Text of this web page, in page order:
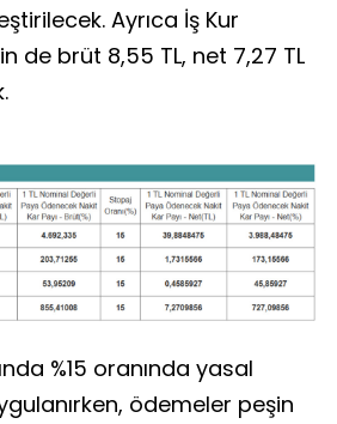
Ayrıca İş Kur
de brüt 8,55 TL, net 7,27 TL
%15 oranında yasal
ödemeler peşin